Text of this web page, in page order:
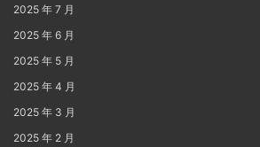
2025 年 7 月
2025 年 6 月
2025 年 5 月
2025 年 4 月
2025 年 3 月
2025 年 2 月